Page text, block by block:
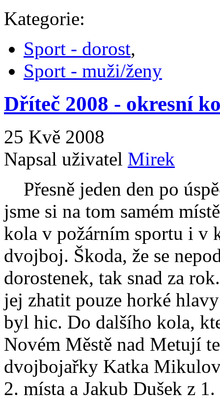
Kategorie:
Sport - dorost,
Sport - muži/ženy
Dříteč 2008 - okresní
25 Kvě 2008
Napsal uživatel Mirek
Přesně jeden den po
jsme si na tom samém
kola v požárním sportu i v
dvojboj. Škoda, že se
dorostenek, tak snad za
jej zhatit pouze horké
byl hic. Do dalšího kola,
Novém Městě nad Metují
dvojbojařky Katka
2. místa a Jakub Dušek z